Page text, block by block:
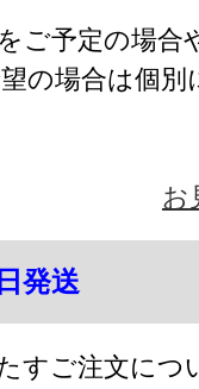
ご予定の場合
の場合は個別
お
発送
ご注文につ